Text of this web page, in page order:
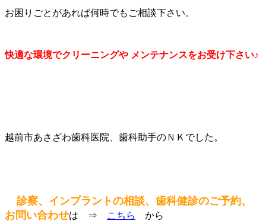
お困りごとがあれば何時でもご相談下さい。
快適な環境でクリーニングや メンテナンスをお受け下さい♪
越前市あさざわ歯科医院、歯科助手のＮＫでした。
診察、インプラントの相談、歯科健診のご予約、
お問い合わせは ⇒ こちら から